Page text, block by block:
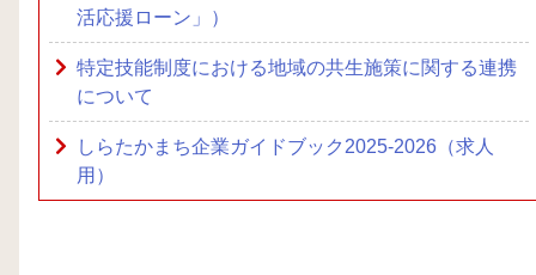
活応援ローン」）
特定技能制度における地域の共生施策に関する連携
について
しらたかまち企業ガイドブック2025-2026（求人
用）